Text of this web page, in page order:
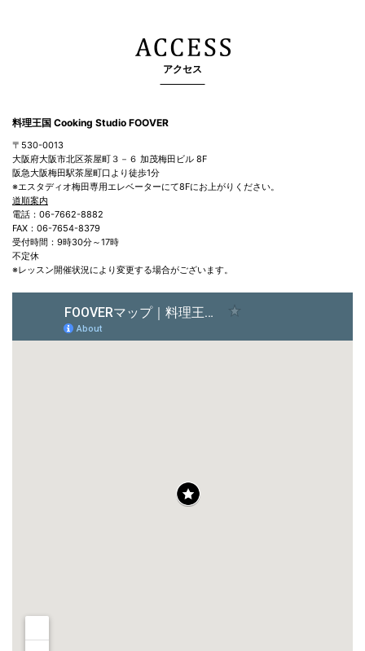
アクセス
料理王国 Cooking Studio FOOVER
〒530-0013
大阪府大阪市北区茶屋町３－６ 加茂梅田ビル 8F
阪急大阪梅田駅茶屋町口より徒歩1分
※エスタディオ梅田専用エレベーターにて8Fにお上がりください。
道順案内
電話：06-7662-8882
FAX：06-7654-8379
受付時間：9時30分～17時
不定休
※レッスン開催状況により変更する場合がございます。